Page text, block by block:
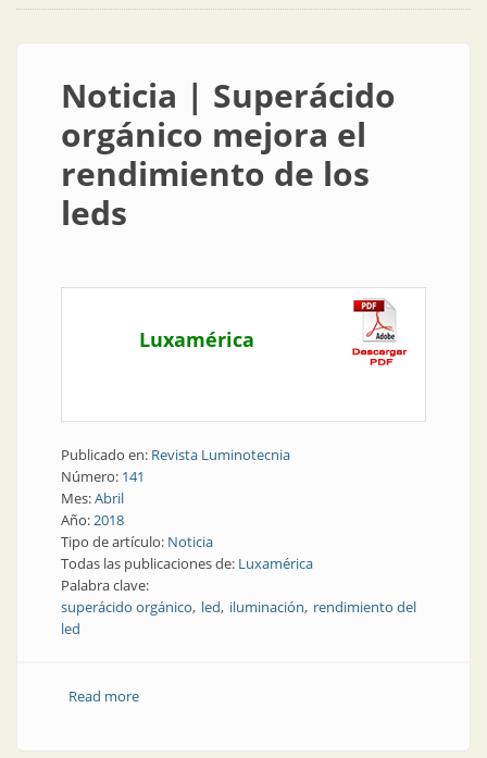
Noticia | Superácido
orgánico mejora el
rendimiento de los
leds
Luxamérica
Publicado en: Revista Luminotecnia
Número: 141
Mes:Abril
Año:2018
Tipo de artículo: Noticia
Todas las publicaciones de: Luxamérica
Palabra clave:
superácido orgánico led iluminación rendimiento del
led
Read moreabout Noticia | Superácido orgánico mejora el